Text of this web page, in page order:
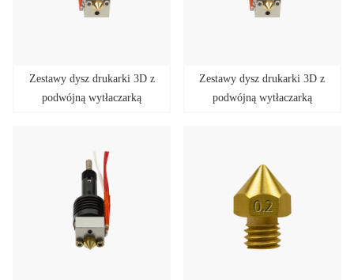
Zestawy dysz drukarki 3D z
podwójną wytłaczarką
Zestawy dysz drukarki 3D z
podwójną wytłaczarką